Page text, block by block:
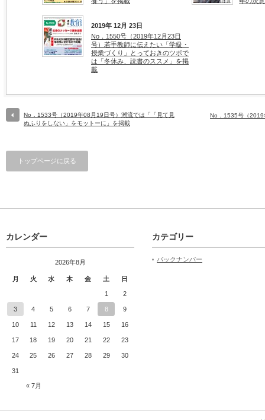
2019年 12月 23日
No．1550号（2019年12月23日
号）若手教師に伝えたい「学級・
授業づくり」とっておきのツボで
は「冬休み、読書のススメ」を掲
載
No．1533号（2019年08月19日号）潮流では「「見て見
ぬふりをしない」をモットーに」を掲載
No．1535号（2019
トップページに戻る
カレンダー
2026年8月
月 火 水 木 金 土 日
« 7月
1 2
3 4 5 6 7 8 9
10 11 12 13 14 15 16
17 18 19 20 21 22 23
24 25 26 27 28 29 30
31
カテゴリー
バックナンバー